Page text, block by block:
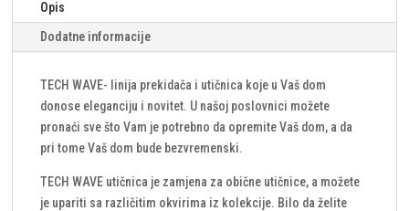
(komplet)
količina
Opis
Dodatne informacije
TECH WAVE- linija prekidača i utičnica koje u Vaš dom
donose eleganciju i novitet. U našoj poslovnici možete
pronaći sve što Vam je potrebno da opremite Vaš dom, a da
pri tome Vaš dom bude bezvremenski.
TECH WAVE utičnica je zamjena za obične utičnice, a možete
je upariti sa različitim okvirima iz kolekcije. Bilo da želite